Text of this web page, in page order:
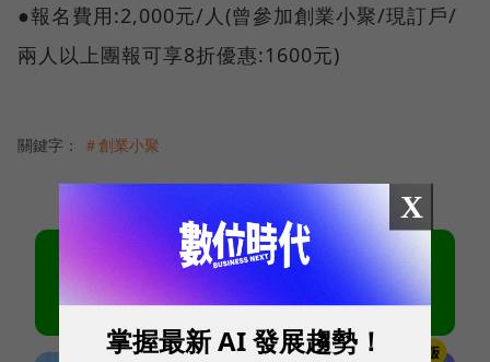
●報名費用:2,000元/人(曾參加創業小聚/現訂戶/
兩人以上團報可享8折優惠:1600元)
關鍵字： ＃創業小聚
X
掌握最新 AI 發展趨勢！